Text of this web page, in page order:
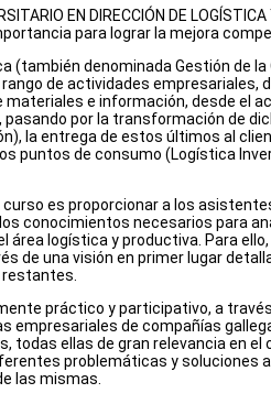
EN DIRECCIÓN DE
para lograr la mejora
(también denominada Gestión de
de actividades empresariales,
materiales e información, desde el
por la transformación de
la entrega de estos últimos al
puntos de consumo (Logística
curso es proporcionar a los
conocimientos necesarios para
área logística y productiva. Para
de una visión en primer lugar
restantes.
práctico y participativo, a
empresariales de compañías
todas ellas de gran relevancia en
problemáticas y soluciones
las mismas.